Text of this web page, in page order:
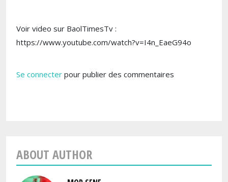
Voir video sur BaolTimesTv :
https://www.youtube.com/watch?v=I4n_EaeG94o
Se connecter pour publier des commentaires
ABOUT AUTHOR